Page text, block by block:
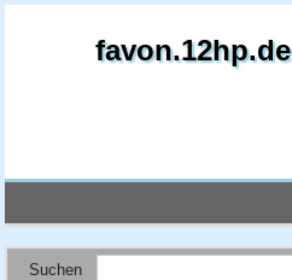
favon.12hp.de
Suchen